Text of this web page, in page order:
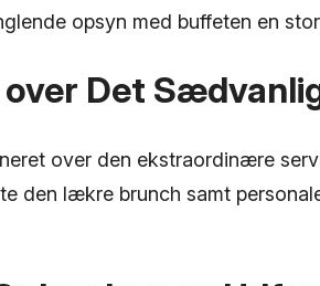
opsyn med buffeten en
Det
over den ekstraordinære
den lækre brunch samt